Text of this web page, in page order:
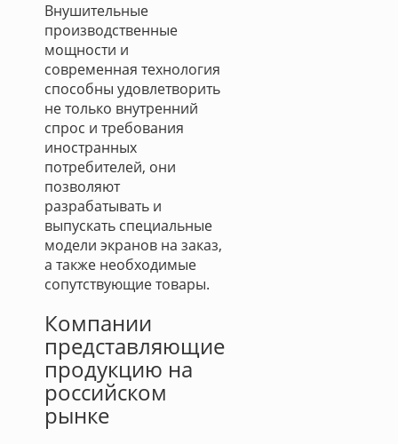
Внушительные
производственные
мощности и
современная технология
способны удовлетворить
не только внутренний
спрос и требования
иностранных
потребителей, они
позволяют
разрабатывать и
выпускать специальные
модели экранов на заказ,
а также необходимые
сопутствующие товары.
Компании
представляющие
продукцию на
российском
рынке